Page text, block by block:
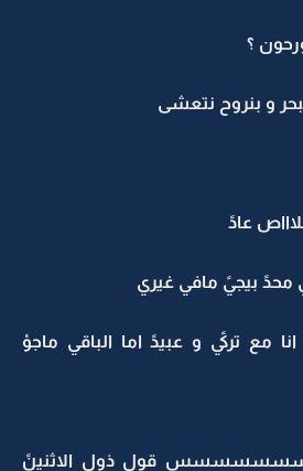
؟
و بنروح نتعشى
عادً
بيجيً مافي غيري
مع تركيً و عبيدً اما الباقي ماجوْ
قول ذول الاثنينً